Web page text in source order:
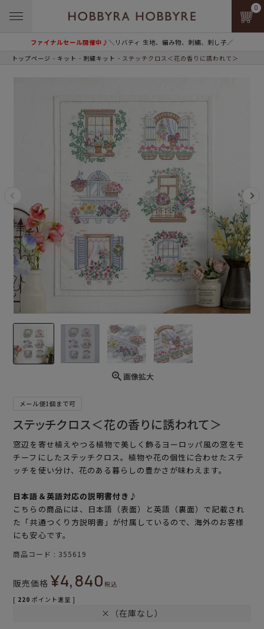
ファイナルセール開催中♪＼リバティ 生地、編み物、刺繍、刺し子／
0
トップページ キット 刺繍キット ステッチクロス＜花の香りに誘われて＞
画像拡大
メール便1個まで可
ステッチクロス＜花の香りに誘われて＞
窓辺を寄せ植えやつる植物で美しく飾るヨーロッパ風の窓をモ
チーフにしたステッチクロス。植物や花の個性に合わせたステ
ッチを使い分け、花のある暮らしの豊かさが味わえます。
日本語＆英語対応の説明書付き♪
こちらの商品には、日本語（表面）と英語（裏面）で記載され
た「共通つくり方説明書」が付属しているので、海外のお客様
にも安心です。
商品コード 355619
販売価格 ¥4,840税込
[ 220 ポイント進呈 ]
×（在庫なし）